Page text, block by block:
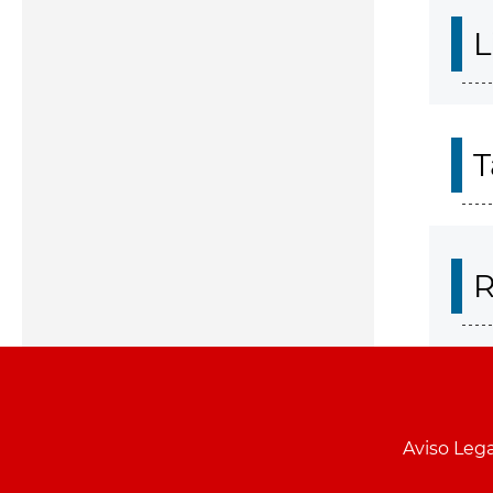
Aviso